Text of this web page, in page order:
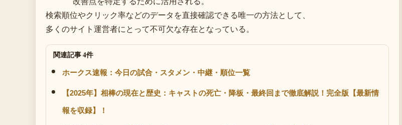
検索順位やクリック率などのデータを直接確認できる唯一の方法として、
多くのサイト運営者にとって不可欠な存在となっている。
関連記事 4件
ホークス速報：今日の試合・スタメン・中継・順位一覧
【2025年】相棒の現在と歴史：キャストの死亡・降板・最終回まで徹底解説！完全版【最新情
報を収録】！